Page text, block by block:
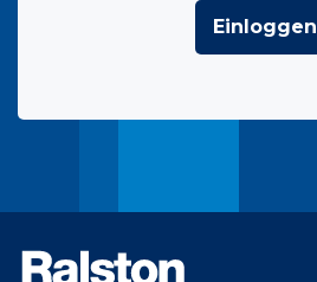
Einloggen